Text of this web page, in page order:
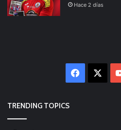
Hace 2 días
Facebook
TRENDING TOPICS